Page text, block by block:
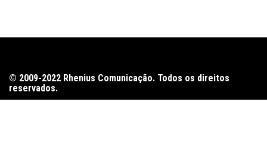
© 2009-2022 Rhenius Comunicação. Todos os direitos
reservados.